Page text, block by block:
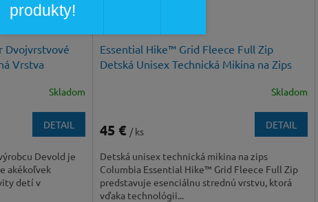
Dvojvrstvové
Vrstva
Skladom
DETAIL
Devold je
akékoľvek
detí v
Essential Hike™ Grid Fleece Full Zip
Detská Unisex Technická Mikina na Zips
Skladom
45 € / ks
DETAIL
Detská unisex technická mikina na zips
Columbia Essential Hike™ Grid Fleece Full Zip
predstavuje esenciálnu strednú vrstvu, ktorá
vďaka technológii...
produkty!